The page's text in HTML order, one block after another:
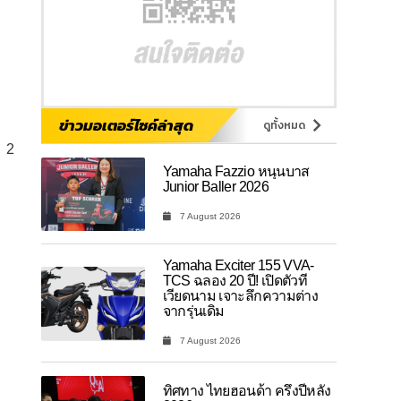
2
ข่าวมอเตอร์ไซค์ล่าสุด ดูทั้งหมด
Yamaha Fazzio หนุนบาส
Junior Baller 2026
7 August 2026
Yamaha Exciter 155 VVA-
TCS ฉลอง 20 ปี! เปิดตัวที่
เวียดนาม เจาะลึกความต่าง
จากรุ่นเดิม
7 August 2026
ทิศทาง ไทยฮอนด้า ครึ่งปีหลัง